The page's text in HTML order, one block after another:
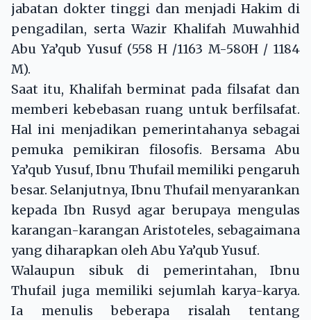
jabatan dokter tinggi dan menjadi Hakim di
pengadilan, serta Wazir Khalifah Muwahhid
Abu Ya’qub Yusuf (558 H /1163 M-580H / 1184
M).
Saat itu, Khalifah berminat pada filsafat dan
memberi kebebasan ruang untuk berfilsafat.
Hal ini menjadikan pemerintahanya sebagai
pemuka pemikiran filosofis. Bersama Abu
Ya’qub Yusuf, Ibnu Thufail memiliki pengaruh
besar. Selanjutnya, Ibnu Thufail menyarankan
kepada Ibn Rusyd agar berupaya mengulas
karangan-karangan Aristoteles, sebagaimana
yang diharapkan oleh Abu Ya’qub Yusuf.
Walaupun sibuk di pemerintahan, Ibnu
Thufail juga memiliki sejumlah karya-karya.
Ia menulis beberapa risalah tentang